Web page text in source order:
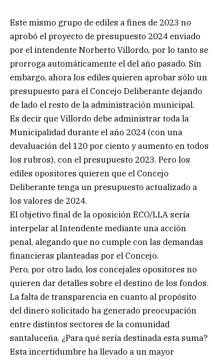
Este mismo grupo de ediles a fines de 2023 no
aprobó el proyecto de presupuesto 2024 enviado
por el intendente Norberto Villordo, por lo tanto se
prorroga automáticamente el del año pasado. Sin
embargo, ahora los ediles quieren aprobar sólo un
presupuesto para el Concejo Deliberante dejando
de lado el resto de la administración municipal.
Es decir que Villordo debe administrar toda la
Municipalidad durante el año 2024 (con una
devaluación del 120 por ciento y aumento en todos
los rubros), con el presupuesto 2023. Pero los
ediles opositores quieren que el Concejo
Deliberante tenga un presupuesto actualizado a
los valores de 2024.
El objetivo final de la oposición ECO/LLA sería
interpelar al Intendente mediante una acción
penal, alegando que no cumple con las demandas
financieras planteadas por el Concejo.
Pero, por otro lado, los concejales opositores no
quieren dar detalles sobre el destino de los fondos.
La falta de transparencia en cuanto al propósito
del dinero solicitado ha generado preocupación
entre distintos sectores de la comunidad
santaluceña. ¿Para qué sería destinada esta suma?
Esta incertidumbre ha llevado a un mayor